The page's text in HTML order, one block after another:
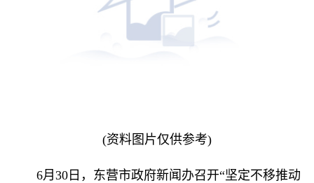
(资料图片仅供参考)
6月30日，东营市政府新闻办召开“坚定不移推动